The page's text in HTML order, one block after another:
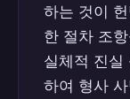
하는 것이
한 절차 조
실체적 진실
하여 형사